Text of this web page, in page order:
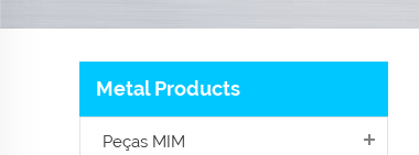
Metal Products
Peças MIM